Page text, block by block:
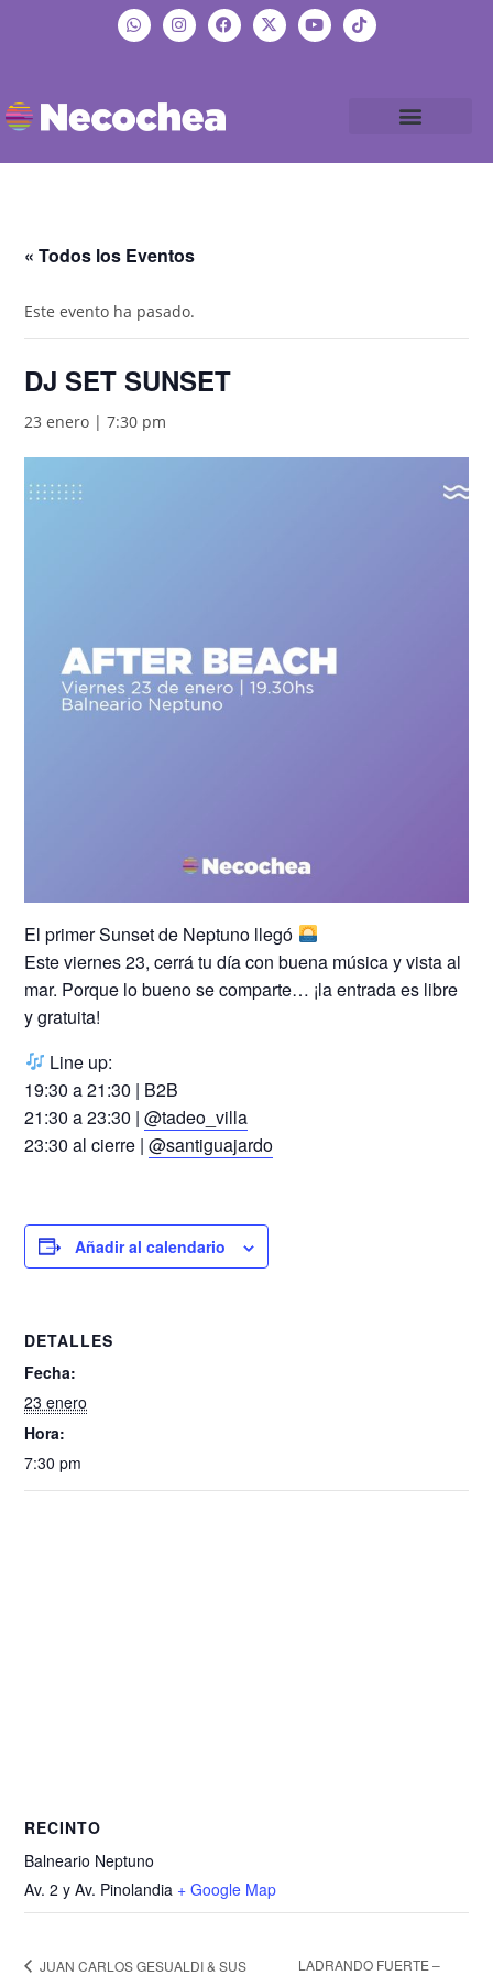
« Todos los Eventos
Este evento ha pasado.
DJ SET SUNSET
23 enero | 7:30 pm
El primer Sunset de Neptuno llegó
Este viernes 23, cerrá tu día con buena música y vista al
mar. Porque lo bueno se comparte… ¡la entrada es libre
y gratuita!
Line up:
19:30 a 21:30 | B2B
21:30 a 23:30 |@tadeo_villa
23:30 al cierre |@santiguajardo
Añadir al calendario
DETALLES
Fecha:
23 enero
Hora:
7:30 pm
RECINTO
Balneario Neptuno
Av. 2 y Av. Pinolandia + Google Map
JUAN CARLOS GESUALDI & SUS LADRANDO FUERTE –